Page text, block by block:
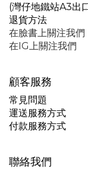
(灣仔地鐵站A3出
退貨方法
在臉書上關注我們
在IG上關注我們
顧客服務
常見問題
運送服務方式
付款服務方式
聯絡我們